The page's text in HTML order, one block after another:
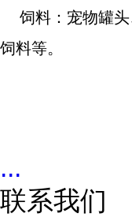
饲料：宠物罐头
饲料等。
...
联系我们